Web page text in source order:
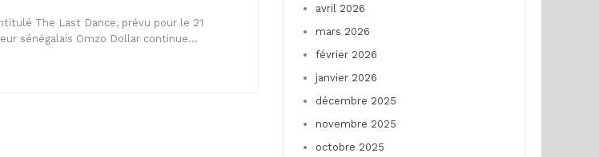
The Last Dance, prévu pour le 21
sénégalais Omzo Dollar continue…
avril 2026
mars 2026
février 2026
janvier 2026
décembre 2025
novembre 2025
octobre 2025